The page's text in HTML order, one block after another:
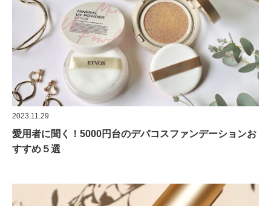
2023.11.29
愛用者に聞く！5000円台のデパコスファンデーションお
すすめ５選